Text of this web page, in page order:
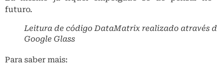
futuro.
Leitura de código DataMatrix realizado através
Google Glass
Para saber mais: